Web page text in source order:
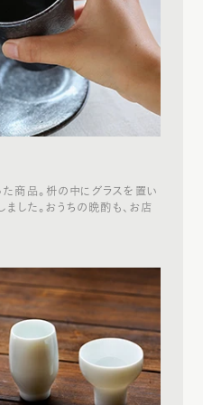
商品。枡の中にグラスを置い
した。おうちの晩酌も、お店